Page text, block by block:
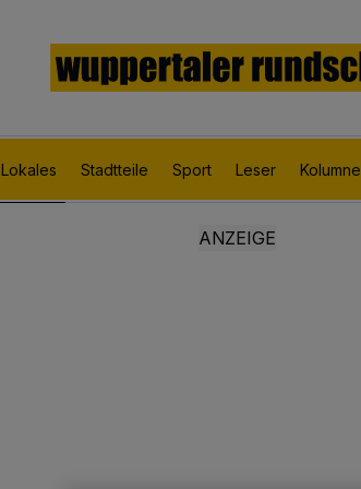
Lokales Stadtteile Sport Leser Kolumne